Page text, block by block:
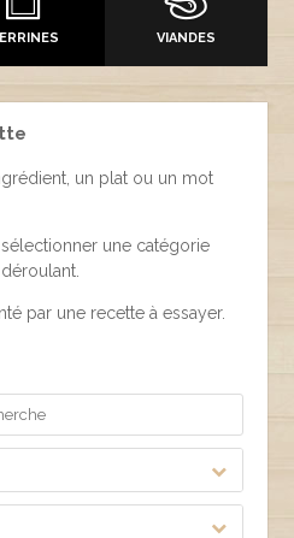
VIANDES
un plat ou un mot
une catégorie
par une recette à essayer.